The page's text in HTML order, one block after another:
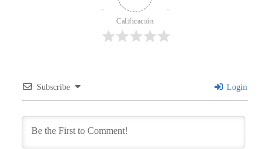
Calificación
Subscribe Login